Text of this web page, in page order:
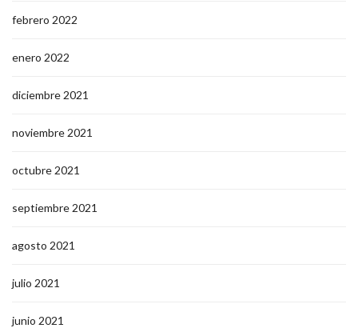
febrero 2022
enero 2022
diciembre 2021
noviembre 2021
octubre 2021
septiembre 2021
agosto 2021
julio 2021
junio 2021